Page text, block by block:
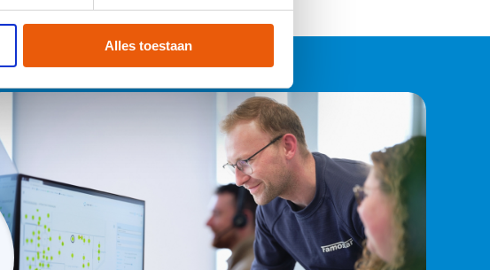
Alles toestaan
8715774014253